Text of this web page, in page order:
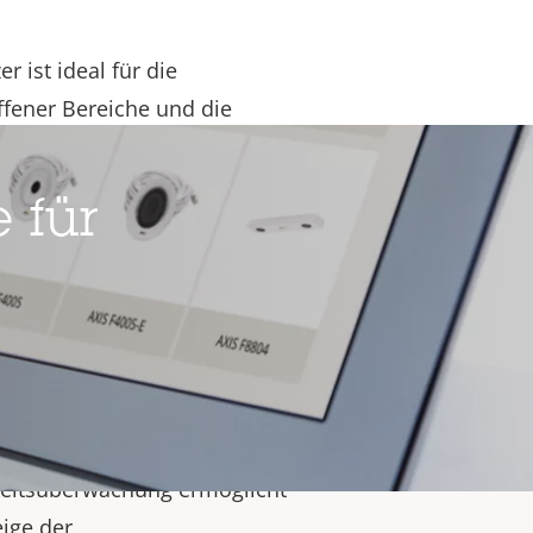
ist ideal für die
Bereiche und die
Fahrzeugen in verbotenen
Radardaten und
Overlays im Kamera-Feed.
zur Auslösung von
Beispielsweise ist es
zu aktivieren, Alarme
zu starten,
virtuelle Linie in der
ermöglicht
der
für